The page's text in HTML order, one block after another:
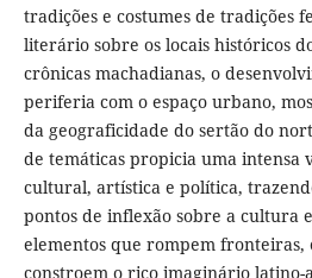
tradições e costumes de tradições
literário sobre os locais históricos
crônicas machadianas, o
periferia com o espaço urbano,
da geograficidade do sertão do
de temáticas propicia uma intensa
cultural, artística e política,
pontos de inflexão sobre a cultura
elementos que rompem fronteiras,
constroem o rico imaginário latino-